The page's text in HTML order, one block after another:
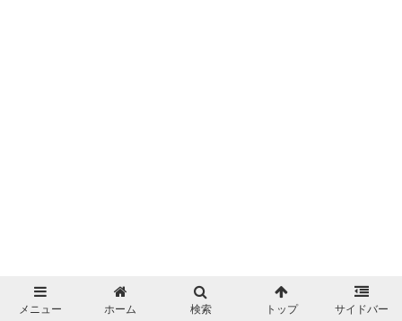
メニュー ホーム 検索 トップ サイドバー